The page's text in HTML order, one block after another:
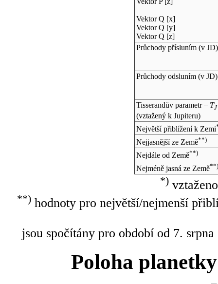
Vektor Q [x]
Vektor Q [y]
Vektor Q [z]
Průchody přísluním (v JD)
Průchody odsluním (v JD)
Tisserandův parametr – TJ
(vztažený k Jupiteru)
Největší přiblížení k Zemi
Nejjasnější ze Země**)
Nejdále od Země**)
Nejméně jasná ze Země**)
*)
**)hodnoty pro největší/nejmenší
jsou spočítány pro období od 7.
Poloha